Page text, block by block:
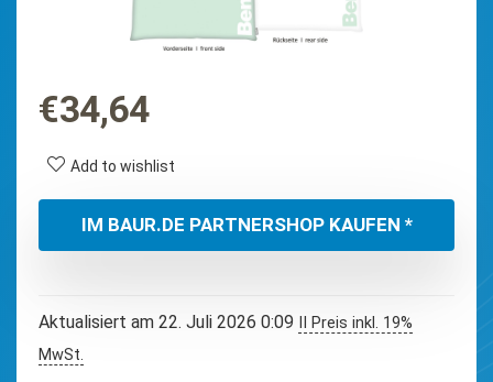
€34,64
Add to wishlist
IM BAUR.DE PARTNERSHOP KAUFEN *
Aktualisiert am 22. Juli 2026 0:09
II Preis inkl. 19%
MwSt.